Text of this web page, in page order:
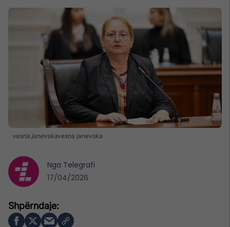
vesna janevskavesna janevska
Nga Telegrafi
17/04/2026